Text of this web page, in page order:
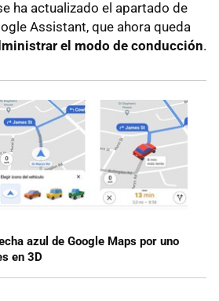
ha actualizado el apartado de
Assistant, que ahora queda
el modo de conducción.
azul de Google Maps por uno
en 3D